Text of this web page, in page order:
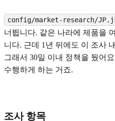
config/market-research/
너뜁니다. 같은 나라에 제품을
니다. 근데 1년 뒤에도 이 조사
그래서 30일 이내 정책을 뒀어
수행하게 하는 거죠.
조사 항목